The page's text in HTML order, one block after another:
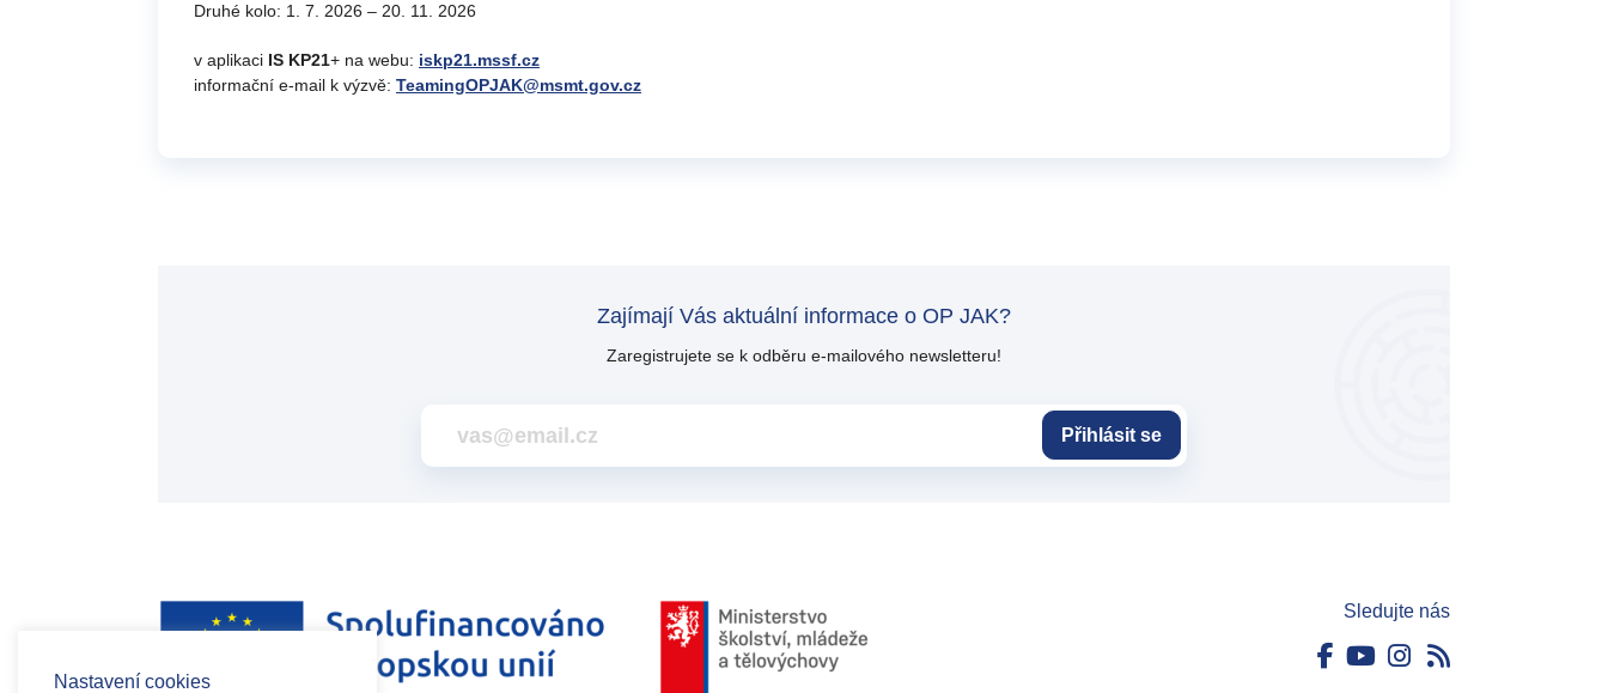
Druhé kolo: 1. 7. 2026 – 20. 11. 2026
v aplikaci IS KP21+ na webu: iskp21.mssf.cz
informační e-mail k výzvě: TeamingOPJAK@msmt.gov.cz
Zajímají Vás aktuální informace o OP JAK?
Zaregistrujete se k odběru e-mailového newsletteru!
Přihlásit se
Sledujte nás
Nastavení cookies